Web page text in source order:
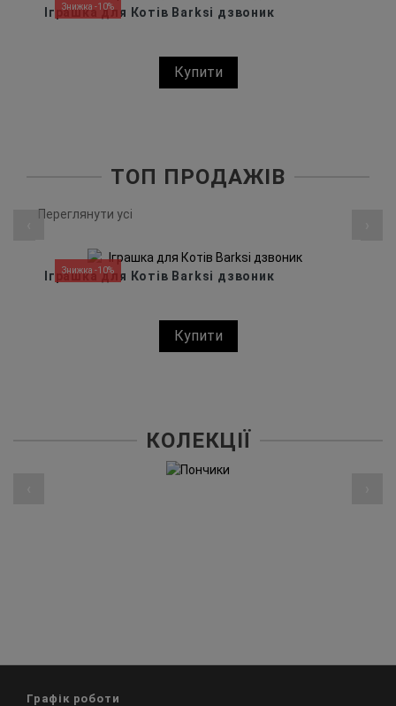
Знижка -10%
Іграшка для Котів Barksi дзвоник
Купити
ТОП ПРОДАЖІВ
Переглянути усі
Знижка -10%
Іграшка для Котів Barksi дзвоник
Купити
КОЛЕКЦІЇ
Графік роботи